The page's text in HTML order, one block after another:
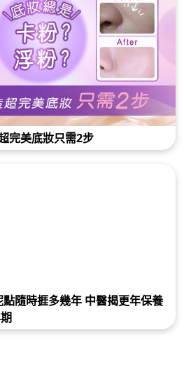
完美底妝只需2步
隨時捱多幾年 中醫揭更年保養